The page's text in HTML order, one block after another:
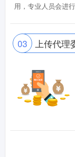
用，专业人员会进行
03 上传代理